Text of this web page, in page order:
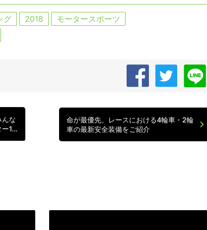
グ 2018
モータースポーツ
んな
ー1…
命が最優先。レースにおける4輪車・2輪
車の最新安全装備をご紹介